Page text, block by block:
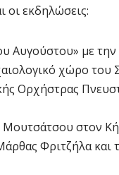
οι εκδηλώσεις:
Αυγούστου» με
χώρο του
Ορχήστρας
Μουτσάτσου στον
Φριτζήλα και